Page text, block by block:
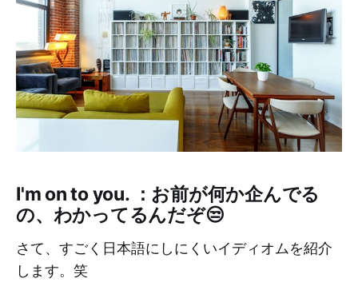
I'm on to you. ：お前が何か企んでる
の、わかってるんだぞ😒
さて、すごく日本語にしにくいイディオムを紹介
します。笑